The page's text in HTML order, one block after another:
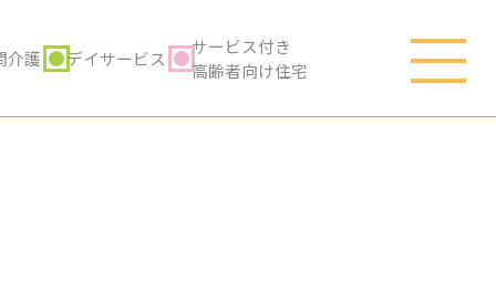
介護 デイサービス
サービス付き
高齢者向け住宅